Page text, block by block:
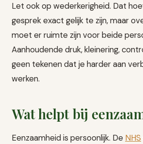
Let ook op wederkerigheid. Dat
gesprek exact gelijk te zijn, maar
moet er ruimte zijn voor beide
Aanhoudende druk, kleinering,
geen tekenen dat je harder aan
werken.
Wat helpt bij
Eenzaamheid is persoonlijk. De NHS